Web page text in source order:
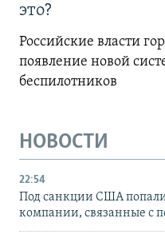
это?
Российские власти
появление новой
беспилотников
НОВОСТИ
22:54
Под санкции США
компании, связанные с